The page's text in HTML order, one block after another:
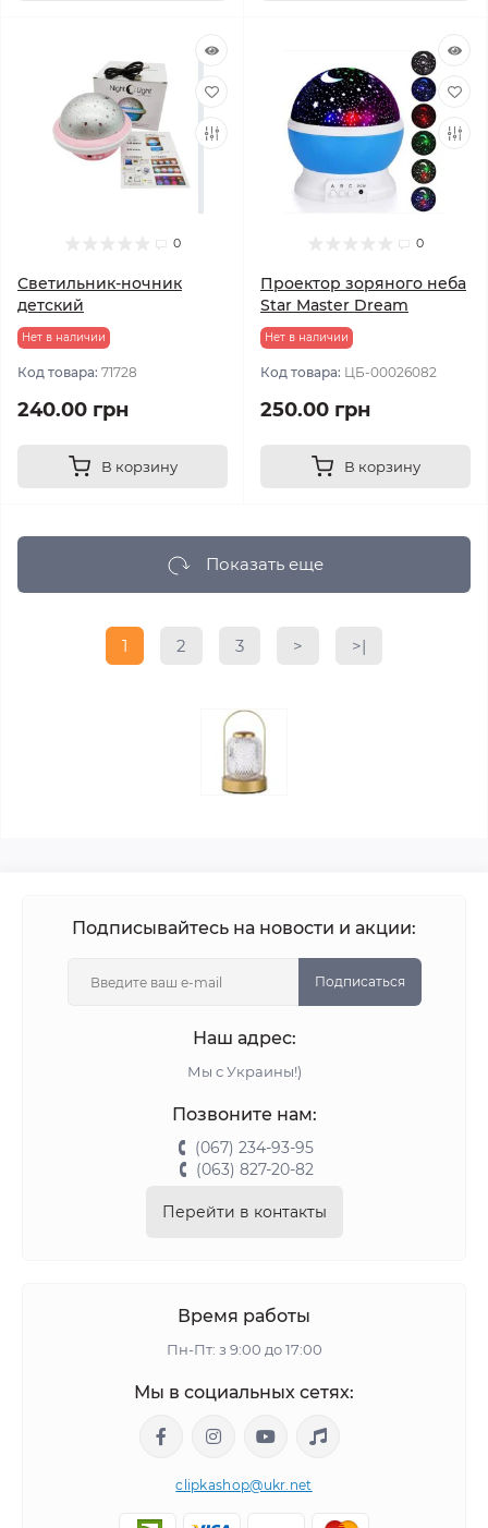
0
Светильник-ночник
детский
Нет в наличии
Код товара: 71728
240.00 грн
В корзину
0
Проектор зоряного неба
Star Master Dream
Нет в наличии
Код товара: ЦБ-00026082
250.00 грн
В корзину
Показать еще
1 2 3 > >|
Подписывайтесь на новости и акции:
Подписаться
Наш адрес:
Мы с Украины!)
Позвоните нам:
(067) 234-93-95
(063) 827-20-82
Перейти в контакты
Время работы
Пн-Пт: з 9:00 до 17:00
Мы в социальных сетях:
clipkashop@ukr.net